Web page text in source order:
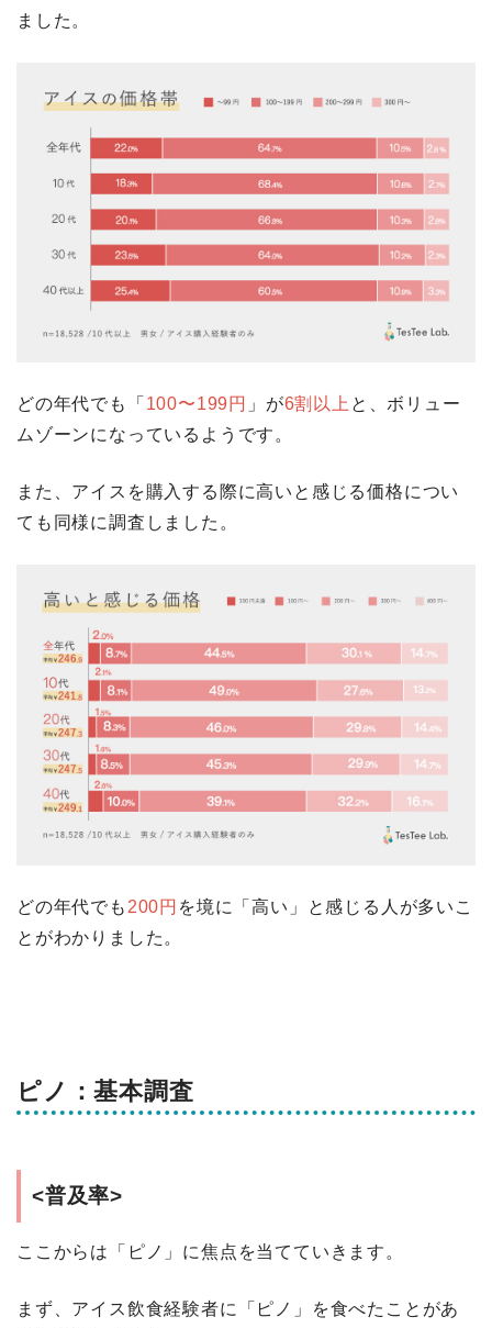
ました。
どの年代でも「 100〜199円 」が6割以上 と、ボリュー
ムゾーンになっているようです。
また、アイスを購入する際に高いと感じる価格につい
ても同様に調査しました。
どの年代でも 200円 を境に「高い」と感じる人が多いこ
とがわかりました。
ピノ：基本調査
<普及率>
ここからは「ピノ」に焦点を当てていきます。
まず、アイス飲食経験者に「ピノ」を食べたことがあ